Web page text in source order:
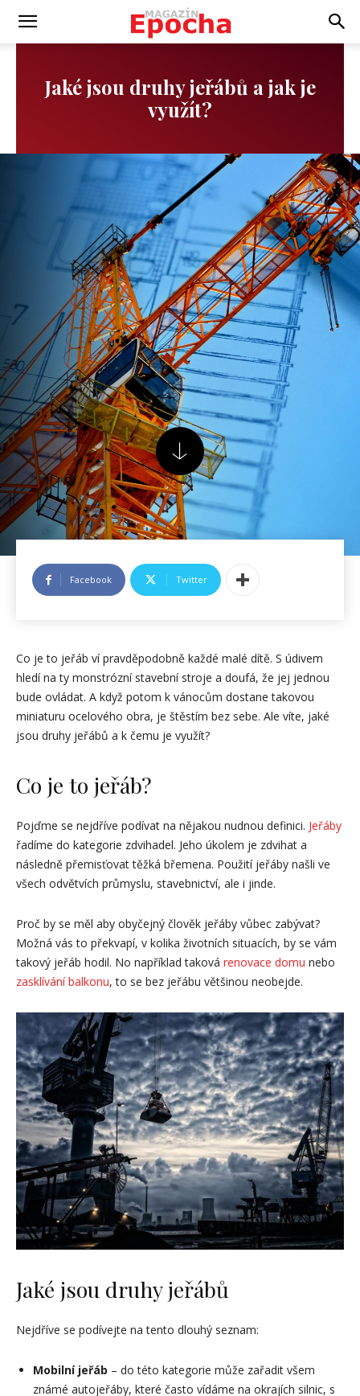
Jaké jsou druhy jeřábů a jak je
využít?
Facebook Twitter
Co je to jeřáb ví pravděpodobně každé malé dítě. S údivem
hledí na ty monstrózní stavební stroje a doufá, že jej jednou
bude ovládat. A když potom k vánocům dostane takovou
miniaturu ocelového obra, je štěstím bez sebe. Ale víte, jaké
jsou druhy jeřábů a k čemu je využít?
Co je to jeřáb?
Pojďme se nejdříve podívat na nějakou nudnou definici. Jeřáby
řadíme do kategorie zdvihadel. Jeho úkolem je zdvihat a
následně přemisťovat těžká břemena. Použití jeřáby našli ve
všech odvětvích průmyslu, stavebnictví, ale i jinde.
Proč by se měl aby obyčejný člověk jeřáby vůbec zabývat?
Možná vás to překvapí, v kolika životních situacích, by se vám
takový jeřáb hodil. No například taková renovace domu nebo
zasklívání balkonu, to se bez jeřábu většinou neobejde.
Jaké jsou druhy jeřábů
Nejdříve se podívejte na tento dlouhý seznam:
Mobilní jeřáb – do této kategorie může zařadit všem
známé autojeřáby, které často vídáme na okrajích silnic, s